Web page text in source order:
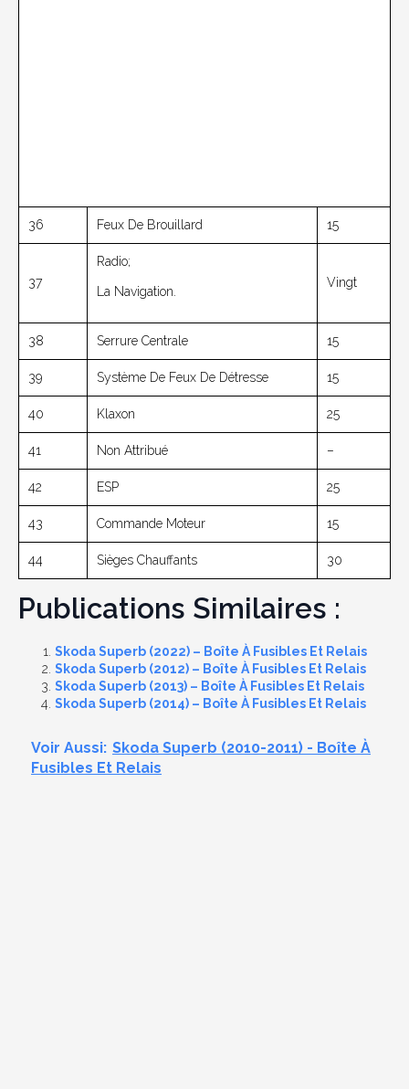
36 Feux De Brouillard 15
37
Radio;
La Navigation.
Vingt
38 Serrure Centrale 15
39 Système De Feux De Détresse 15
40 Klaxon 25
41 Non Attribué –
42 ESP 25
43 Commande Moteur 15
44 Sièges Chauffants 30
Publications Similaires :
Skoda Superb (2022) – Boîte À Fusibles Et Relais
Skoda Superb (2012) – Boîte À Fusibles Et Relais
Skoda Superb (2013) – Boîte À Fusibles Et Relais
Skoda Superb (2014) – Boîte À Fusibles Et Relais
Voir Aussi: Skoda Superb (2010-2011) - Boîte À
Fusibles Et Relais